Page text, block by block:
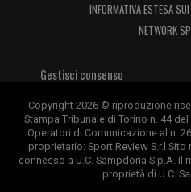
INFORMATIVA ESTESA
NETWORK
Gestisci consenso
Copyright 2026 © riproduzione
Stampa Tribunale di Torino n. 44
Operatori di Comunicazione al n.
proprietario: Sport Review S.r.l
connesso a U.C. Sampdoria S.p.A.
proprietà di U.C.